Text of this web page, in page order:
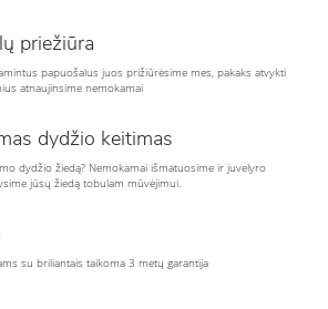
priežiūra
papuošalus juos prižiūrėsime mes, pakaks atvykti
atnaujinsime nemokamai
dydžio keitimas
dydžio žiedą? Nemokamai išmatuosime ir juvelyro
jūsų žiedą tobulam mūvėjimui.
su briliantais taikoma 3 metų garantija